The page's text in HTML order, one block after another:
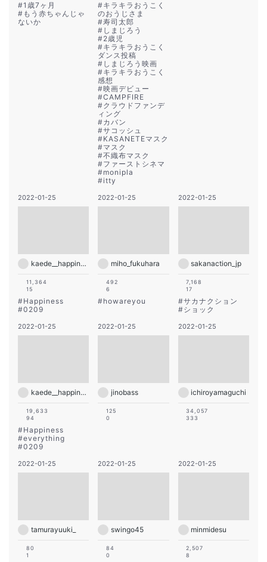
#1歳7ヶ月
# もう赤ちゃんじゃ
ないか
#キラキラおうこく
のおうじさま
#寿司太郎
# しまじろう
#2歳児
#キラキラおうこく
ダンス投稿
# しまじろう映画
#キラキラおうこく
感想
#映画デビュー
#CAMPFIRE
#クラウドファンデ
ィング
#カバン
#サコッシュ
#KASANETEマスク
#マスク
#不織布マスク
#ファーストシネマ
#monipla
#itty
2022-01-25
kaede__happiness__official
11,364
15
#Happiness
#0209
2022-01-25
miho_fukuhara
492
6
#howareyou
2022-01-25
sakanaction_jp
7,168
17
#サカナクション
#ショック
2022-01-25
kaede__happiness__official
19,633
94
#Happiness
#everything
#0209
2022-01-25
jinobass
125
0
2022-01-25
ichiroyamaguchi
34,057
333
2022-01-25
tamurayuuki_
80
1
2022-01-25
swingo45
84
0
2022-01-25
minmidesu
2,507
8